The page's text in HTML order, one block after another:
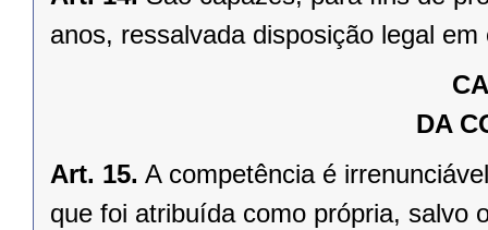
anos, ressalvada disposição legal em
DA
Art. 15. A competência é
que foi atribuída como própria, salvo